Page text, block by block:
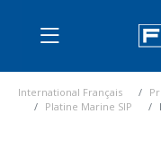
International Français
Platine Marine SIP